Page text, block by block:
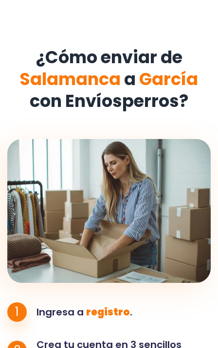
¿Cómo enviar de
Salamanca a García
con Envíosperros?
1 Ingresa a registro.
Crea tu cuenta en 3 sencillos